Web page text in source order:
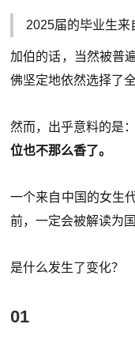
2025届的毕业生来
加伯的话，当然被普
佛坚定地依然选择了全
然而，出乎意料的是：
位也不那么香了。
一个来自中国的女生
前，一定会被解读为
是什么发生了变化？
01